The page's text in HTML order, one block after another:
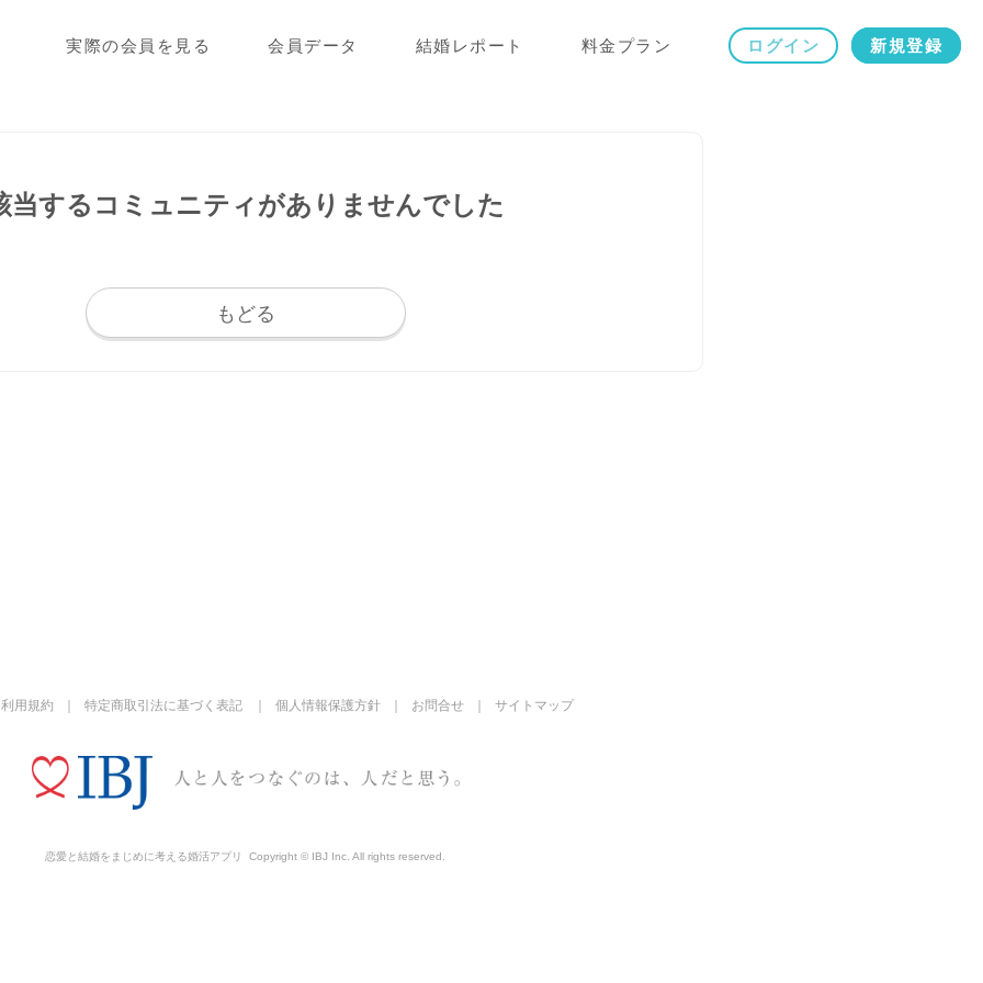
実際の会員を見る 会員データ 結婚レポート 料金プラン ログイン 新規登録
当するコミュニティがありませんでした
もどる
利用規約 特定商取引法に基づく表記 個人情報保護方針 お問合せ サイトマップ
恋愛と結婚をまじめに考える婚活アプリ Copyright © IBJ Inc. All rights reserved.